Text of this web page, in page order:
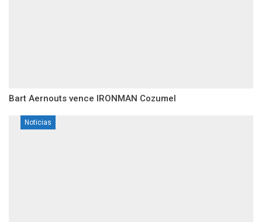
Bart Aernouts vence IRONMAN Cozumel
Noticias